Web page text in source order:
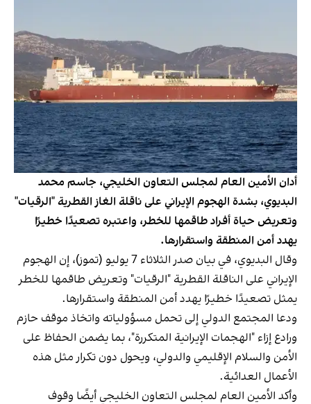
أدان الأمين العام لمجلس التعاون الخليجي، جاسم محمد
البديوي، بشدة الهجوم الإيراني على ناقلة الغاز القطرية "الرقيات"
وتعريض حياة أفراد طاقمها للخطر، واعتبره تصعيدًا خطيرًا
يهدد أمن المنطقة واستقرارها.
وقال البديوي، في بيان صدر الثلاثاء 7 يوليو (تموز)، إن الهجوم
الإيراني على الناقلة القطرية "الرقيات" وتعريض طاقمها للخطر
يمثل تصعيدًا خطيرًا يهدد أمن المنطقة واستقرارها.
ودعا المجتمع الدولي إلى تحمل مسؤولياته واتخاذ موقف حازم
ورادع إزاء "الهجمات الإيرانية المتكررة"، بما يضمن الحفاظ على
الأمن والسلام الإقليمي والدولي، ويحول دون تكرار مثل هذه
الأعمال العدائية.
وأكد الأمين العام لمجلس التعاون الخليجي أيضًا وقوف